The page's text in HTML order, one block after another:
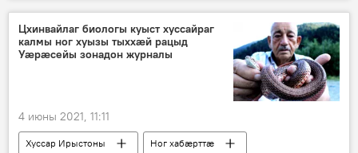
Цхинвайлаг биологы куыст хуссайраг
калмы ног хуызы тыххӕй рацыд
Уӕрӕсейы зонадон журналы
4 июны 2021, 11:11
Хуссар Ирыстоны Ног хабӕрттӕ